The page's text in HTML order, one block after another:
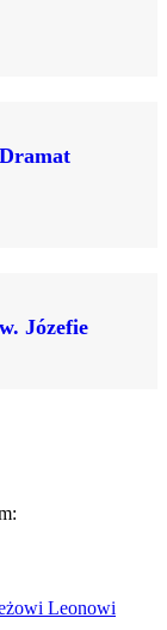
Józefie
Leonowi